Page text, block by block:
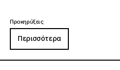
Προκηρύξεις
Περισσότερα